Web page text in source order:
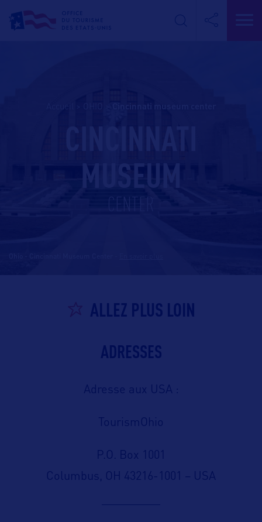
Accueil
CINCINNATI
MUSEUM
CENTER
ALLEZ PLUS LOIN
ADRESSES
Adresse aux USA :
TourismOhio
P.O. Box 1001
Columbus, OH 43216-1001 – USA